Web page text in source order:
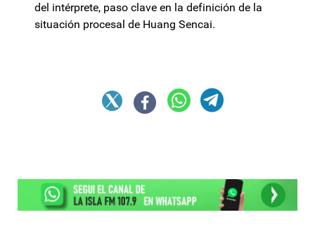
del intérprete, paso clave en la definición de la
situación procesal de Huang Sencai.